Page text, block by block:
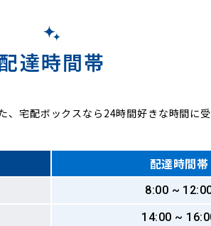
達時間帯
、宅配ボックスなら24時間好きな時間に
配達時間帯
8:00 ~
14:00 ~